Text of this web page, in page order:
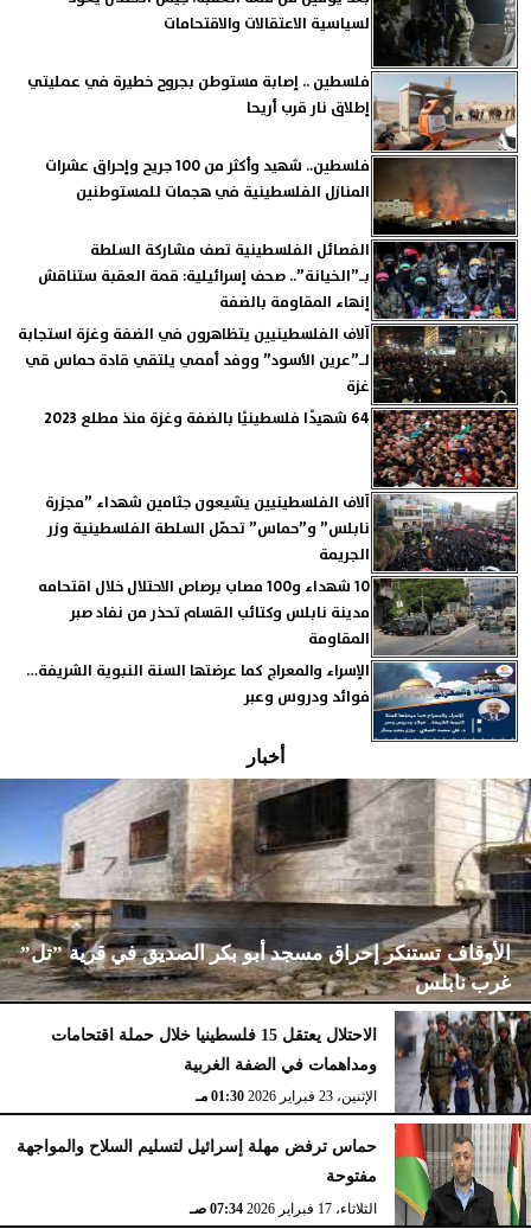
لسياسية الاعتقالات والاقتحامات
فلسطين .. إصابة مستوطن بجروح خطيرة في عمليتي
إطلاق نار قرب أريحا
فلسطين.. شهيد وأكثر من 100 جريح وإحراق عشرات
المنازل الفلسطينية في هجمات للمستوطنين
الفصائل الفلسطينية تصف مشاركة السلطة
بـ”الخيانة”.. صحف إسرائيلية: قمة العقبة ستناقش
إنهاء المقاومة بالضفة
آلاف الفلسطينيين يتظاهرون في الضفة وغزة استجابة
لـ”عرين الأسود” ووفد أممي يلتقي قادة حماس قي
غزة
64 شهيدًا فلسطينيًا بالضفة وغزة منذ مطلع 2023
آلاف الفلسطينيين يشيعون جثامين شهداء ”مجزرة
نابلس” و”حماس” تحمّل السلطة الفلسطينية وزر
الجريمة
10 شهداء و100 مصاب برصاص الاحتلال خلال اقتحامه
مدينة نابلس وكتائب القسام تحذر من نفاد صبر
المقاومة
الإسراء والمعراج كما عرضتها السنة النبوية الشريفة…
فوائد ودروس وعبر
أخبار
الأوقاف تستنكر إحراق مسجد أبو بكر الصديق في قرية ”تل”
غرب نابلس
الإثنين، 23 فبراير 2026 02:15 مـ
الاحتلال يعتقل 15 فلسطينيا خلال حملة اقتحامات
ومداهمات في الضفة الغربية
الإثنين، 23 فبراير 2026 01:30 مـ
حماس ترفض مهلة إسرائيل لتسليم السلاح والمواجهة
مفتوحة
الثلاثاء، 17 فبراير 2026 07:34 صـ